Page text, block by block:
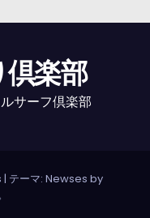
倶楽部
サーフ倶楽部
| テーマ: Newses by